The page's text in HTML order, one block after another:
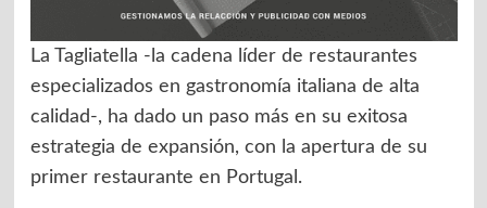
La Tagliatella -la cadena líder de restaurantes
especializados en gastronomía italiana de alta
calidad-, ha dado un paso más en su exitosa
estrategia de expansión, con la apertura de su
primer restaurante en Portugal.